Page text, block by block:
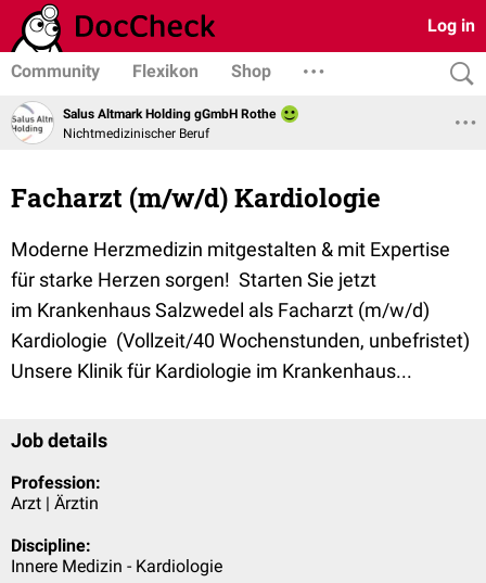
Log in
Community Flexikon Shop
Salus Altmark Holding gGmbH Rothe
Nichtmedizinischer Beruf
Facharzt (m/w/d) Kardiologie
Moderne Herzmedizin mitgestalten & mit Expertise
für starke Herzen sorgen! Starten Sie jetzt
im Krankenhaus Salzwedel als Facharzt (m/w/d)
Kardiologie (Vollzeit/40 Wochenstunden, unbefristet)
Unsere Klinik für Kardiologie im Krankenhaus...
Job details
Profession:
Arzt | Ärztin
Discipline:
Innere Medizin - Kardiologie